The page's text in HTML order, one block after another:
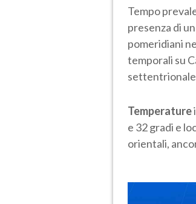
Tempo
presenza di
pomeridiani
temporali su
Temperature
e 32 gradi e
orientali,